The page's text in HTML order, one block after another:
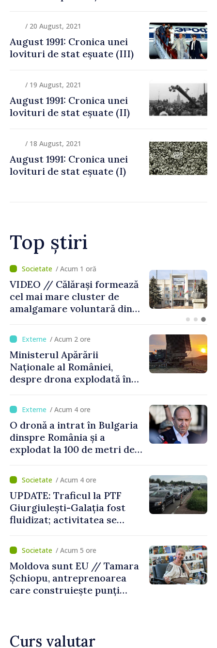
/ 20 August, 2021
August 1991: Cronica unei
lovituri de stat eșuate (III)
/ 19 August, 2021
August 1991: Cronica unei
lovituri de stat eșuate (II)
/ 18 August, 2021
August 1991: Cronica unei
lovituri de stat eșuate (I)
Top știri
/ Acum 51 minute
BTA: Tendința de scădere a
nivelului Dunării se menține,
iar situația hidrologică
/ Acum 2 ore
Ministerul Apărării
Naționale al României,
despre drona explodată în
nu au detectat niciun
vehicul aerian”
/ Acum 4 ore
O dronă a intrat în Bulgaria
dinspre România și a
explodat la 100 de metri de
/ Acum 4 ore
UPDATE: Traficul la PTF
Giurgiulești-Galația fost
fluidizat; activitatea se
normale
/ Acum 5 ore
Moldova sunt EU // Tamara
Șchiopu, antreprenoarea
care construiește punți
Curs valutar